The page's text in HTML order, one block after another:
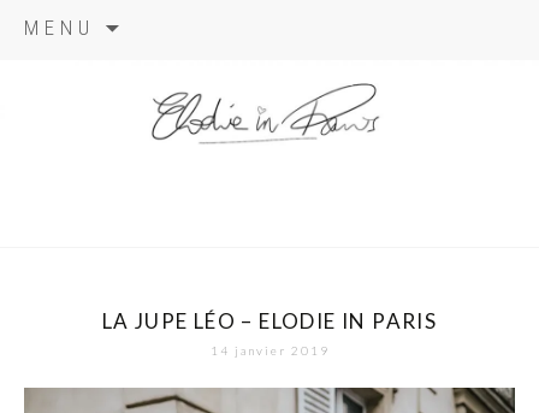
MENU
LA JUPE LÉO – ELODIE IN PARIS
14 janvier 2019